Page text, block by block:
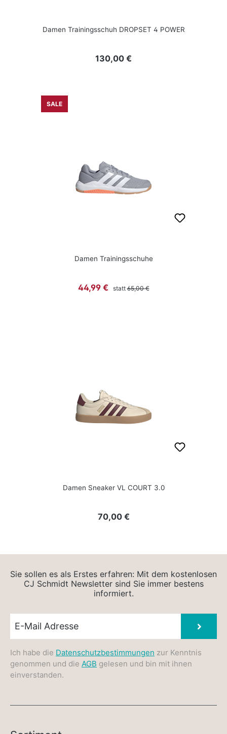
Damen Trainingsschuh DROPSET 4 POWER
Regulärer Preis:
130,00 €
SALE
Damen Trainingsschuhe
Verkaufspreis:
44,99 € statt Regulärer Preis:
65,00 €
Damen Sneaker VL COURT 3.0
Regulärer Preis:
70,00 €
Sie sollen es als Erstes erfahren: Mit dem kostenlosen
CJ Schmidt Newsletter sind Sie immer bestens
informiert.
Ich habe die Datenschutzbestimmungen zur Kenntnis
genommen und die AGB gelesen und bin mit ihnen
einverstanden.